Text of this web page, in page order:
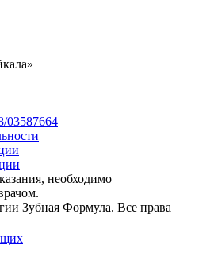
03587664
необходимо
Зубная Формула. Все права